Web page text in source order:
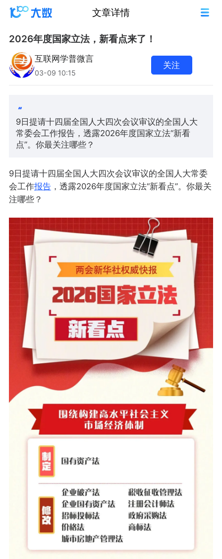
文章详情
2026年度国家立法，新看点来了！
互联网学普微言
03-09 10:15
关注
9日提请十四届全国人大四次会议审议的全国人大
常委会工作报告，透露2026年度国家立法“新看
点”。你最关注哪些？
9日提请十四届全国人大四次会议审议的全国人大常委
会工作报告，透露2026年度国家立法“新看点”。你最关
注哪些？